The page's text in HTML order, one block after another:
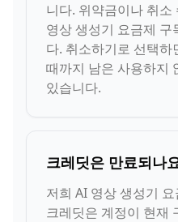
니다. 위약금이나 취
영상 생성기 요금제 구
다. 취소하기로 선택
때까지 남은 사용하지
있습니다.
크레딧은 만료되나
저희 AI 영상 생성기
크레딧은 계정이 현재